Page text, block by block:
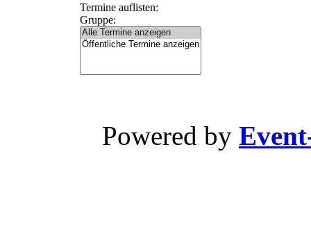
Termine auflisten:
Gruppe:
Powered by